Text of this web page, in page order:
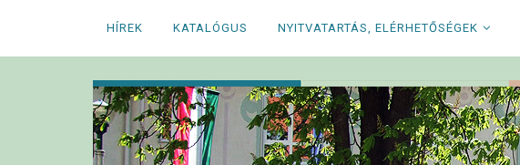
HÍREK KATALÓGUS NYITVATARTÁS, ELÉRHETŐSÉGEK